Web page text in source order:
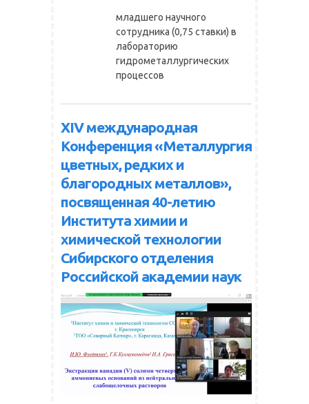
младшего научного
сотрудника (0,75 ставки) в
лабораторию
гидрометаллургических
процессов
XIV международная
Конференция «Металлургия
цветных, редких и
благородных металлов»,
посвященная 40-летию
Института химии и
химической технологии
Сибирского отделения
Российской академии наук